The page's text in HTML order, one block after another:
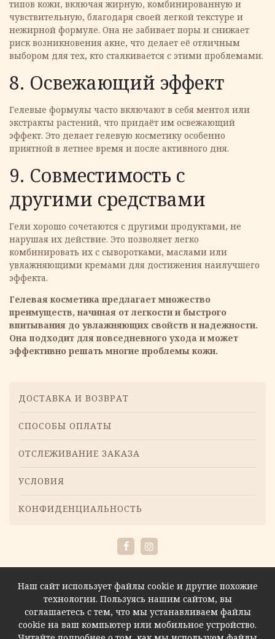
типов кожи, включая жирную, комбинированную и
чувствительную, благодаря своей легкой текстуре и
нежирной формуле. Она не забивает поры и снижает
риск возникновения акне, что делает её отличным
выбором для тех, кто сталкивается с этими проблемами.
8. Освежающий эффект
Гелевые формулы часто включают в себя ментол или
экстракты растений, что придаёт им освежающий
эффект. Это делает гелевую косметику особенно
приятной в летнее время и после активного дня.
9. Cовместимость с
другими средствами
Гели хорошо сочетаются с другими продуктами, не
нарушая их действие. Это позволяет легко
комбинировать их с сыворотками, маслами или
увлажняющими кремами для достижения наилучшего
эффекта.
Гелевая косметика предлагает множество
преимуществ, начиная от легкости и быстрого
впитывания до увлажняющих свойств и надежности.
Она подходит для повседневного ухода и может
эффективно решать многие проблемы кожи.
Меню
ДОСТАВКА И ВОЗВРАТ
СПОСОБЫ ОПЛАТЫ
ОТСЛЕЖИВАНИЕ ЗАКАЗА
УСЛОВИЯ
КОНФИДЕНЦИАЛЬНОСТЬ
FacebookInstagram
Наш сайт использует файлы cookie и другие похожие
технологии. Пользуясь нашим сайтом, вы
соглашаетесь с тем, что мы устанавливаем файлы
cookie на ваш компьютер или мобильное устройство.